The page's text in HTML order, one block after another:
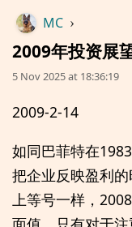
MC ›
2009年投资展
5 Nov 2025 at 18:36:19
2009-2-14
如同巴菲特在
把企业反映盈利
上等号一样，